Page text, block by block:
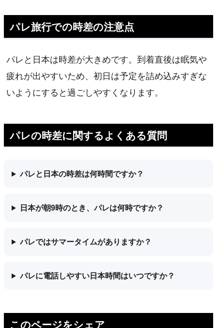
パレ旅行での時差の注意点
パレと日本は時差が大きめです。到着直後は眠気や
疲れが出やすいため、初日は予定を詰め込みすぎな
いようにすると過ごしやすくなります。
パレの時差に関するよくある質問
パレと日本の時差は何時間ですか？
日本が朝9時のとき、パレは何時ですか？
パレではサマータイムがありますか？
パレに電話しやすい日本時間はいつですか？
このページをシェア